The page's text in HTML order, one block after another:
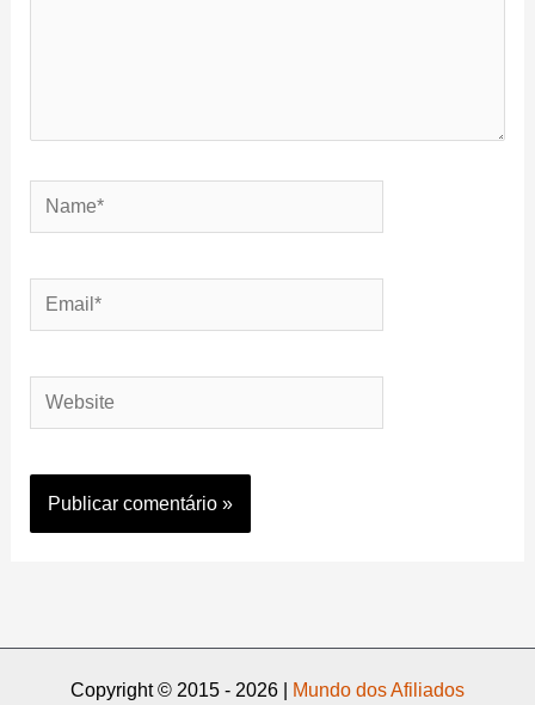
Name*
Email*
Website
Copyright © 2015 - 2026 | Mundo dos Afiliados